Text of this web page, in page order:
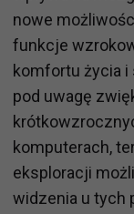
nowe
funkcje
komfortu życia
pod uwagę
komputerach,
eksploracji
widzenia u tych